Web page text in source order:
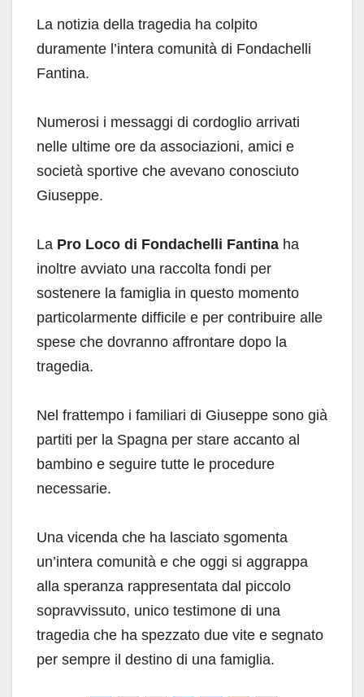
La notizia della tragedia ha colpito
duramente l’intera comunità di Fondachelli
Fantina.
Numerosi i messaggi di cordoglio arrivati
nelle ultime ore da associazioni, amici e
società sportive che avevano conosciuto
Giuseppe.
La Pro Loco di Fondachelli Fantina ha
inoltre avviato una raccolta fondi per
sostenere la famiglia in questo momento
particolarmente difficile e per contribuire alle
spese che dovranno affrontare dopo la
tragedia.
Nel frattempo i familiari di Giuseppe sono già
partiti per la Spagna per stare accanto al
bambino e seguire tutte le procedure
necessarie.
Una vicenda che ha lasciato sgomenta
un’intera comunità e che oggi si aggrappa
alla speranza rappresentata dal piccolo
sopravvissuto, unico testimone di una
tragedia che ha spezzato due vite e segnato
per sempre il destino di una famiglia.